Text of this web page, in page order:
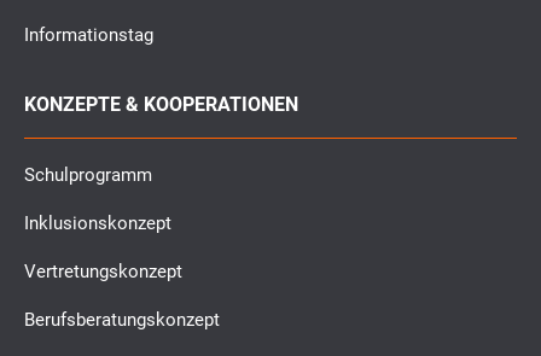
Informationstag
KONZEPTE & KOOPERATIONEN
Schulprogramm
Inklusionskonzept
Vertretungskonzept
Berufsberatungskonzept